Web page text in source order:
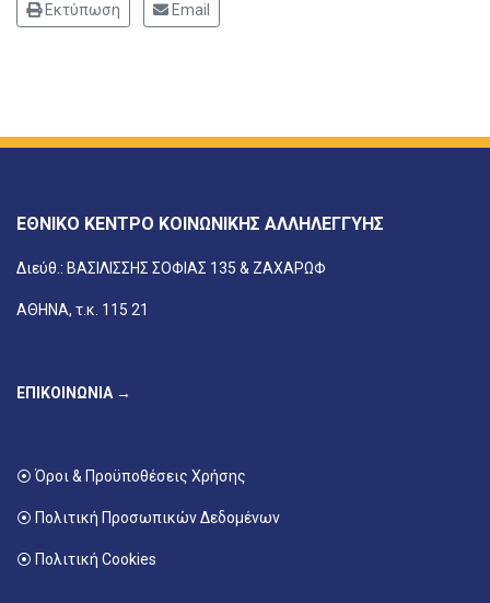
Εκτύπωση Email
ΕΘΝΙΚΟ ΚΕΝΤΡΟ ΚΟΙΝΩΝΙΚΗΣ ΑΛΛΗΛΕΓΓΥΗΣ
Διεύθ.: ΒΑΣΙΛΙΣΣΗΣ ΣΟΦΙΑΣ 135 & ΖΑΧΑΡΩΦ
ΑΘΗΝΑ, τ.κ. 115 21
ΕΠΙΚΟΙΝΩΝΙΑ →
⦿ Όροι & Προϋποθέσεις Χρήσης
⦿ Πολιτική Προσωπικών Δεδομένων
⦿ Πολιτική Cookies